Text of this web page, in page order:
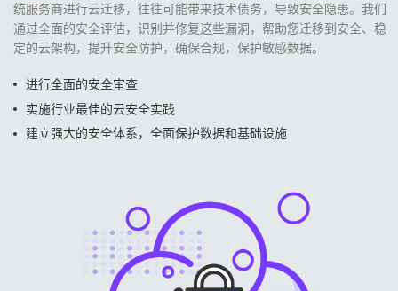
统服务商进行云迁移，往往可能带来技术债务，导致安全隐患。我们
通过全面的安全评估，识别并修复这些漏洞，帮助您迁移到安全、稳
定的云架构，提升安全防护，确保合规，保护敏感数据。
进行全面的安全审查
实施行业最佳的云安全实践
建立强大的安全体系，全面保护数据和基础设施